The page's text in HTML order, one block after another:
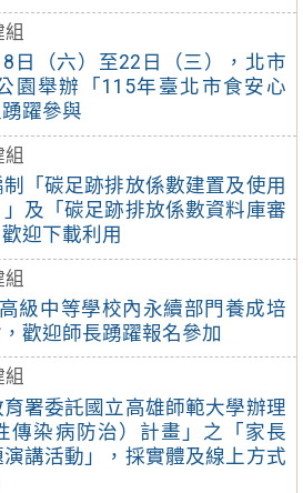
日（六）至22日（三），北市
園舉辦「115年臺北市食安心
躍參與
「碳足跡排放係數建置及使用
及「碳足跡排放係數資料庫審
迎下載利用
級中等學校內永續部門養成培
歡迎師長踴躍報名參加
署委託國立高雄師範大學辦理
傳染病防治）計畫」之「家長
演講活動」，採實體及線上方式